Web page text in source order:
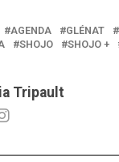
AGENDA GLÉNAT
SHOJO SHOJO +
Tripault